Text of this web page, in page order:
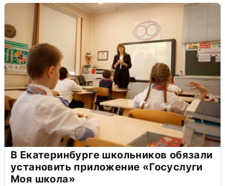
В Екатеринбурге школьников обязали
установить приложение «Госуслуги
Моя школа»